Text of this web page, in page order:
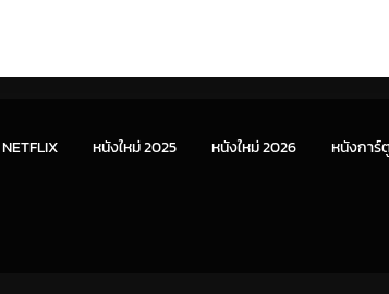
NETFLIX หนังใหม่ 2025 หนังใหม่ 2026 หนังการ์